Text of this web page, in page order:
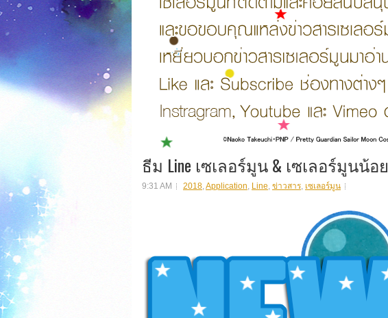
ธีม Line เซเลอร์มูน & เซเลอร์มูนน้อย
9:31 AM 2018,Application, Line, ข่าวสาร, เซเลอร์มูน